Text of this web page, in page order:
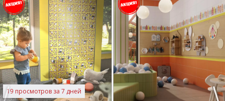
19 просмотров за 7 дней